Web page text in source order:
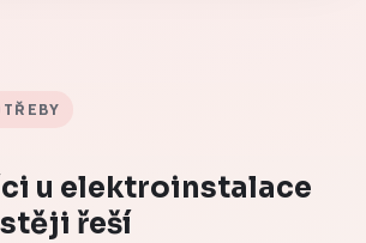
u elektroinstalace
řeší